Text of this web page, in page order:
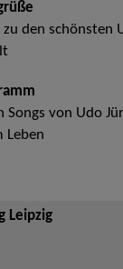
zu den schönsten
von Udo
Leben
Leipzig